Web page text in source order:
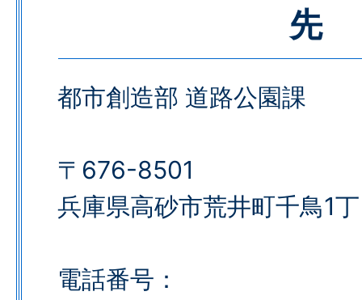
先
都市創造部 道路公園課
〒676-8501
兵庫県高砂市荒井町千鳥1
電話番号：